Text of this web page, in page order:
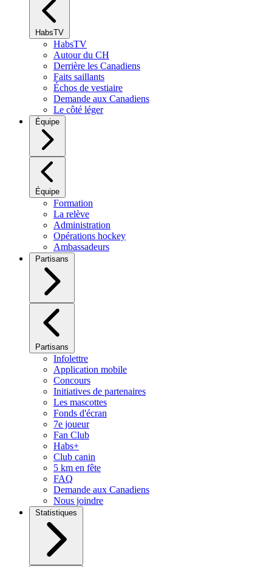
HabsTV
HabsTV
Autour du CH
Derrière les Canadiens
Faits saillants
Échos de vestiaire
Demande aux Canadiens
Le côté léger
Équipe
Équipe
Formation
La relève
Administration
Opérations hockey
Ambassadeurs
Partisans
Partisans
Infolettre
Application mobile
Concours
Initiatives de partenaires
Les mascottes
Fonds d'écran
7e joueur
Fan Club
Habs+
Club canin
5 km en fête
FAQ
Demande aux Canadiens
Nous joindre
Statistiques